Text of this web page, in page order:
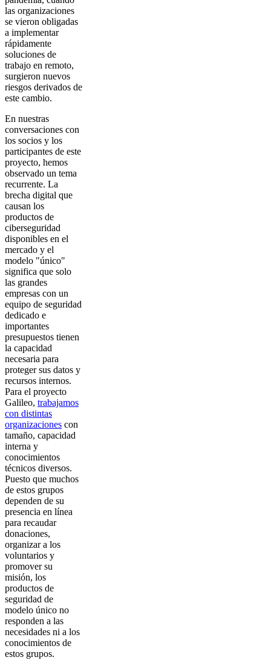
las organizaciones
se vieron obligadas
a implementar
rápidamente
soluciones de
trabajo en remoto,
surgieron nuevos
riesgos derivados de
este cambio.
En nuestras
conversaciones con
los socios y los
participantes de este
proyecto, hemos
observado un tema
recurrente. La
brecha digital que
causan los
productos de
ciberseguridad
disponibles en el
mercado y el
modelo "único"
significa que solo
las grandes
empresas con un
equipo de seguridad
dedicado e
importantes
presupuestos tienen
la capacidad
necesaria para
proteger sus datos y
recursos internos.
Para el proyecto
Galileo, trabajamos
con distintas
organizaciones con
tamaño, capacidad
interna y
conocimientos
técnicos diversos.
Puesto que muchos
de estos grupos
dependen de su
presencia en línea
para recaudar
donaciones,
organizar a los
voluntarios y
promover su
misión, los
productos de
seguridad de
modelo único no
responden a las
necesidades ni a los
conocimientos de
estos grupos.